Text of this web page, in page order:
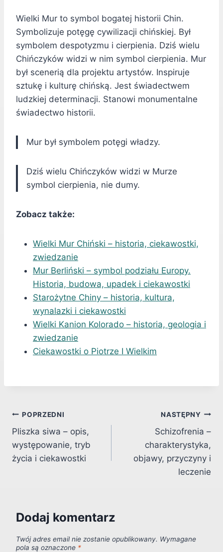
Wielki Mur to symbol bogatej historii Chin.
Symbolizuje potęgę cywilizacji chińskiej. Był
symbolem despotyzmu i cierpienia. Dziś wielu
Chińczyków widzi w nim symbol cierpienia. Mur
był scenerią dla projektu artystów. Inspiruje
sztukę i kulturę chińską. Jest świadectwem
ludzkiej determinacji. Stanowi monumentalne
świadectwo historii.
Mur był symbolem potęgi władzy.
Dziś wielu Chińczyków widzi w Murze
symbol cierpienia, nie dumy.
Zobacz także:
Wielki Mur Chiński – historia, ciekawostki,
zwiedzanie
Mur Berliński – symbol podziału Europy.
Historia, budowa, upadek i ciekawostki
Starożytne Chiny – historia, kultura,
wynalazki i ciekawostki
Wielki Kanion Kolorado – historia, geologia i
zwiedzanie
Ciekawostki o Piotrze I Wielkim
Nawigacja
wpisu
POPRZEDNI
Pliszka siwa – opis,
występowanie, tryb
życia i ciekawostki
NASTĘPNY
Schizofrenia –
charakterystyka,
objawy, przyczyny i
leczenie
Dodaj komentarz
Twój adres email nie zostanie opublikowany. Wymagane
pola są oznaczone *